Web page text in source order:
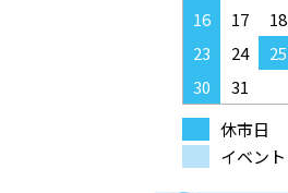
16
17 18
23
24 25
30
31
休市日
イベント